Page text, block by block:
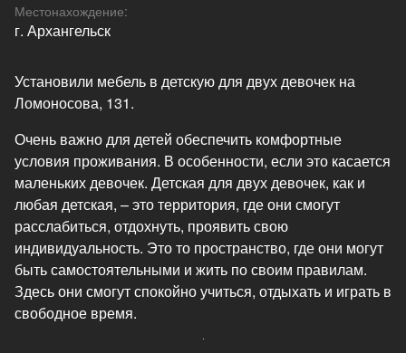
Местонахождение:
г. Архангельск
Установили мебель в детскую для двух девочек на
Ломоносова, 131.
Очень важно для детей обеспечить комфортные
условия проживания. В особенности, если это касается
маленьких девочек. Детская для двух девочек, как и
любая детская, – это территория, где они смогут
расслабиться, отдохнуть, проявить свою
индивидуальность. Это то пространство, где они могут
быть самостоятельными и жить по своим правилам.
Здесь они смогут спокойно учиться, отдыхать и играть в
свободное время.